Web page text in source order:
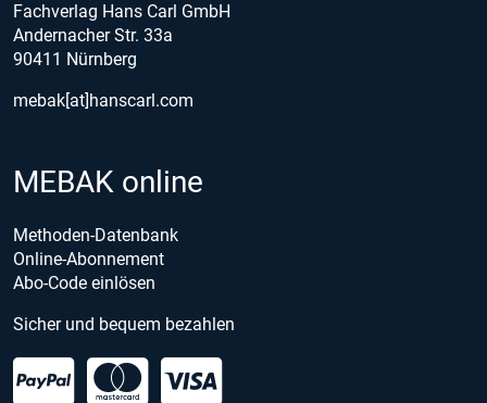
Fachverlag Hans Carl GmbH
Andernacher Str. 33a
90411 Nürnberg
mebak[at]hanscarl.com
MEBAK online
Methoden-Datenbank
Online-Abonnement
Abo-Code einlösen
Sicher und bequem bezahlen